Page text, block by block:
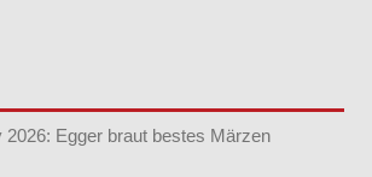
2026: Egger braut bestes Märzen